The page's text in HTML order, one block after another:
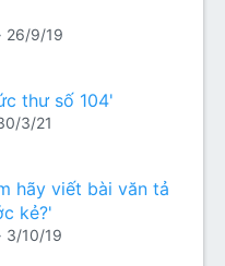
26/9/19
thư số 104'
3/21
hãy viết bài văn tả
kẻ?'
3/10/19